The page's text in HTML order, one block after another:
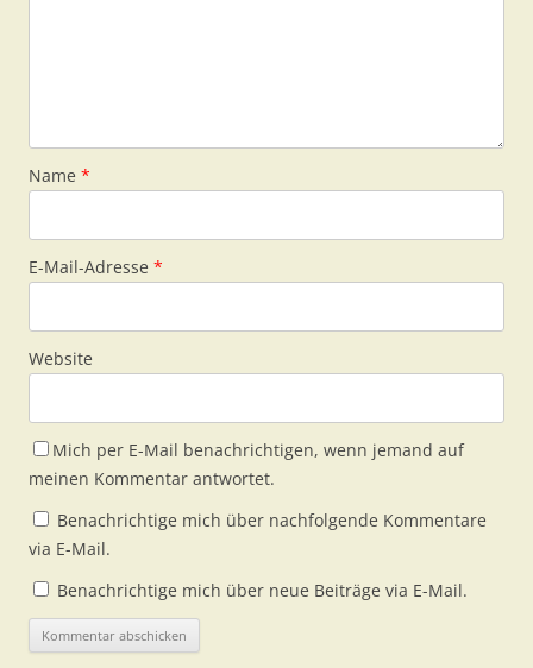
Name *
E-Mail-Adresse *
Website
Mich per E-Mail benachrichtigen, wenn jemand auf
meinen Kommentar antwortet.
Benachrichtige mich über nachfolgende Kommentare
via E-Mail.
Benachrichtige mich über neue Beiträge via E-Mail.